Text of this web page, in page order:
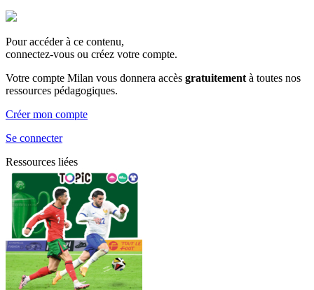
Pour accéder à ce contenu,
connectez-vous ou créez votre compte.
Votre compte Milan vous donnera accès gratuitementà toutes nos
ressources pédagogiques.
Créer mon compte
Se connecter
Ressources liées